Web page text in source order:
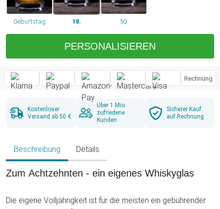
Geburtstag 18. 50.
PERSONALISIEREN
Rechnung
Kostenloser
Versand ab 50 €
Über 1 Mio.
zufriedene
Kunden
Sicherer Kauf
auf Rechnung
Beschreibung Details
Zum Achtzehnten - ein eigenes Whiskyglas
Die eigene Volljährigkeit ist für die meisten ein gebührender